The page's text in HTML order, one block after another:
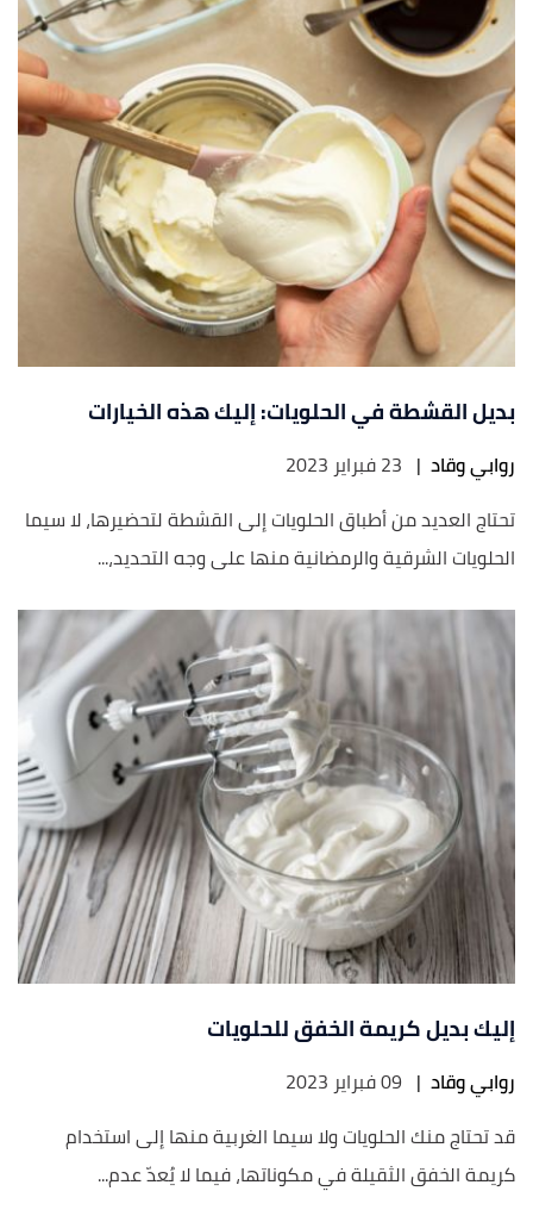
بديل القشطة في الحلويات: إليك هذه الخيارات
روابي وقاد | 23 فبراير 2023
تحتاج العديد من أطباق الحلويات إلى القشطة لتحضيرها، لا سيما
الحلويات الشرقية والرمضانية منها على وجه التحديد،...
إليك بديل كريمة الخفق للحلويات
روابي وقاد | 09 فبراير 2023
قد تحتاج منك الحلويات ولا سيما الغربية منها إلى استخدام
كريمة الخفق الثقيلة في مكوناتها، فيما لا يُعدّ عدم...